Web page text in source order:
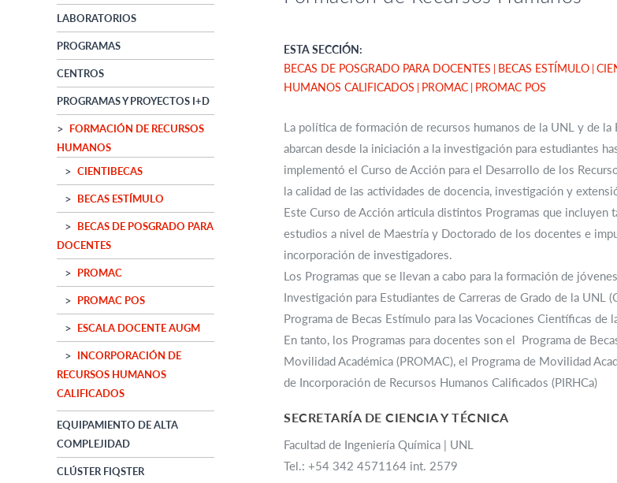
LABORATORIOS
PROGRAMAS
CENTROS
PROGRAMAS Y PROYECTOS I+D
FORMACIÓN DE RECURSOS
HUMANOS
CIENTIBECAS
BECAS ESTÍMULO
BECAS DE POSGRADO PARA
DOCENTES
PROMAC
PROMAC POS
ESCALA DOCENTE AUGM
INCORPORACIÓN DE
RECURSOS HUMANOS
CALIFICADOS
EQUIPAMIENTO DE ALTA
COMPLEJIDAD
CLÚSTER FIQSTER
ESTA SECCIÓN:
BECAS DE POSGRADO PARA DOCENTES
BECAS ESTÍMULO
HUMANOS CALIFICADOS
PROMAC PROMAC POS
La política de formación de recursos humanos de la UNL y de
abarcan desde la iniciación a la investigación para estudiantes
implementó el Curso de Acción para el Desarrollo de los
la calidad de las actividades de docencia, investigación y
Este Curso de Acción articula distintos Programas que
estudios a nivel de Maestría y Doctorado de los docentes e
incorporación de investigadores.
Los Programas que se llevan a cabo para la formación de
Investigación para Estudiantes de Carreras de Grado de la UNL
Programa de Becas Estímulo para las Vocaciones Científicas de
En tanto, los Programas para docentes son el Programa de
Movilidad Académica (PROMAC), el Programa de Movilidad
de Incorporación de Recursos Humanos Calificados (PIRHCa)
SECRETARÍA DE CIENCIA Y TÉCNICA
Facultad de Ingeniería Química | UNL
Tel.: +54 342 4571164 int. 2579